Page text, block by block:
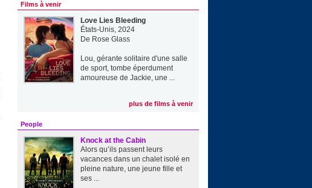
Films à venir
Love Lies Bleeding
États-Unis, 2024
De Rose Glass
Lou, gérante solitaire d'une salle
de sport, tombe éperdument
amoureuse de Jackie, une ...
plus de films à venir
People
Knock at the Cabin
Alors qu’ils passent leurs
vacances dans un chalet isolé en
pleine nature, une jeune fille et
ses ...